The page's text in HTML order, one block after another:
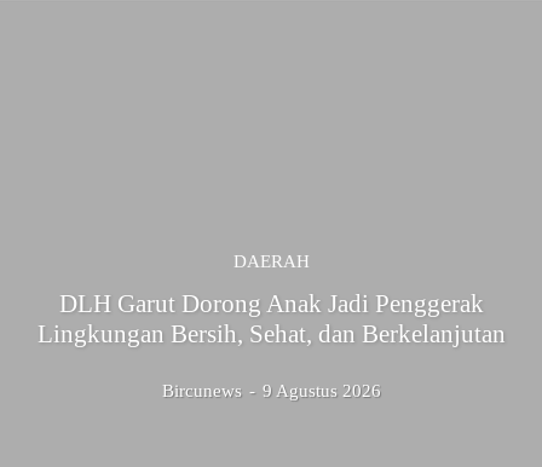
DAERAH
DLH Garut Dorong Anak Jadi Penggerak
Lingkungan Bersih, Sehat, dan Berkelanjutan
Bircunews - 9 Agustus 2026